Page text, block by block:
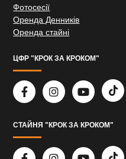
Фотосесії
Оренда Денників
Оренда стайні
ЦФР "КРОК ЗА КРОКОМ"
СТАЙНЯ "КРОК ЗА КРОКОМ"